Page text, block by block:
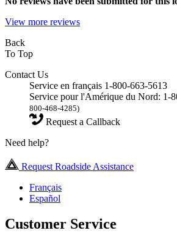
View more reviews
Back
To Top
Contact Us
Service en français 1-800-663-5613
Service pour l'Amérique du Nord:
800-468-4285)
Request a Callback
Need help?
Request Roadside Assistance
Français
Español
Customer Service